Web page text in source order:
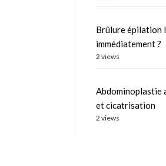
Brûlure épilation
immédiatement ?
2 views
Abdominoplastie
et cicatrisation
2 views